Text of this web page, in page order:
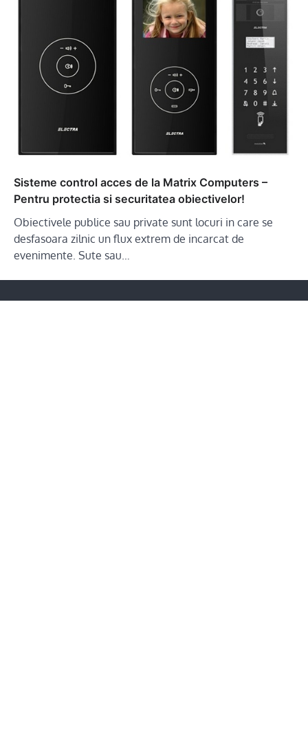
Sisteme control acces de la Matrix Computers –
Pentru protectia si securitatea obiectivelor!
Obiectivele publice sau private sunt locuri in care se
desfasoara zilnic un flux extrem de incarcat de
evenimente. Sute sau…